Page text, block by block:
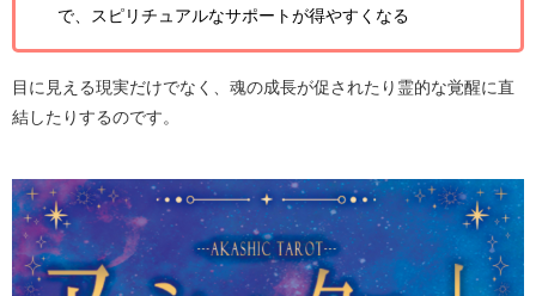
で、スピリチュアルなサポートが得やすくなる
目に見える現実だけでなく、魂の成長が促されたり霊的な覚醒に直
結したりするのです。